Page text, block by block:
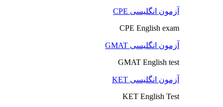
آزمون انگلیسی CPE
CPE English exam
آزمون انگلیسی GMAT
GMAT English test
آزمون انگلیسی KET
KET English Test